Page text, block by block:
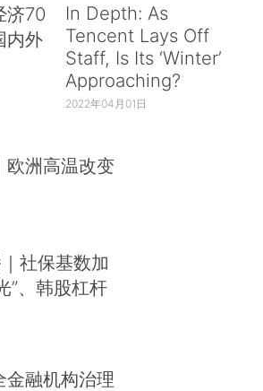
济70
内外
In Depth: As
Tencent Lays Off
Staff, Is Its ‘Winter’
Approaching?
2022年04月01日
欧洲高温改变
社保基数加
”、韩股杠杆
金融机构治理